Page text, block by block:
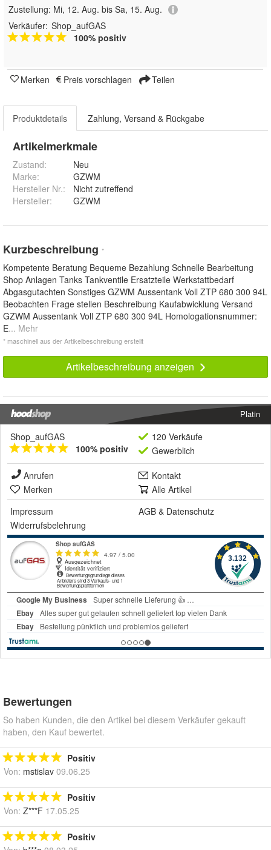
Zustellung: Mi, 12. Aug. bis Sa, 15. Aug.
Verkäufer: Shop_aufGAS
100% positiv
Merken Preis vorschlagen Teilen
Produktdetails Zahlung, Versand & Rückgabe
Artikelmerkmale
Zustand:
Neu
Marke:
GZWM
Hersteller Nr.:
Nicht zutreffend
Hersteller: GZWM
Kurzbeschreibung *
Kompetente Beratung Bequeme Bezahlung Schnelle Bearbeitung
Shop Anlagen Tanks Tankventile Ersatzteile Werkstattbedarf
Abgasgutachten Sonstiges GZWM Aussentank Voll ZTP 680 300 94L
Beobachten Frage stellen Beschreibung Kaufabwicklung Versand
GZWM Aussentank Voll ZTP 680 300 94L Homologationsnummer:
E... Mehr
* maschinell aus der Artikelbeschreibung erstellt
Artikelbeschreibung anzeigen
Platin
Shop_aufGAS
100% positiv
120 Verkäufe
Gewerblich
Anrufen
Kontakt
Merken
Alle Artikel
Impressum
AGB & Datenschutz
Widerrufsbelehrung
Bewertungen
So haben Kunden, die den Artikel bei diesem Verkäufer gekauft
haben, den Kauf bewertet.
Positiv
Von: mstislav 09.06.25
Positiv
Von: Z***F 17.05.25
Positiv